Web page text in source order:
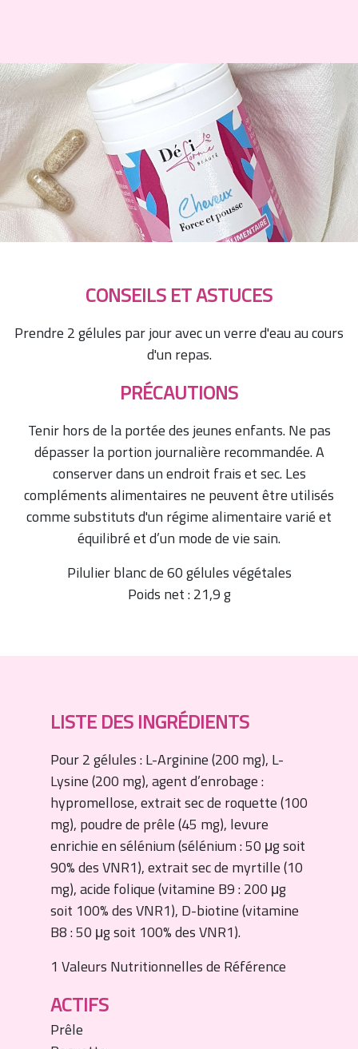
CONSEILS ET ASTUCES
Prendre 2 gélules par jour avec un verre d'eau au cours
d'un repas.
PRÉCAUTIONS
Tenir hors de la portée des jeunes enfants. Ne pas
dépasser la portion journalière recommandée. A
conserver dans un endroit frais et sec. Les
compléments alimentaires ne peuvent être utilisés
comme substituts d'un régime alimentaire varié et
équilibré et d’un mode de vie sain.
Pilulier blanc de 60 gélules végétales
Poids net : 21,9 g
LISTE DES INGRÉDIENTS
Pour 2 gélules : L-Arginine (200 mg), L-
Lysine (200 mg), agent d’enrobage :
hypromellose, extrait sec de roquette (100
mg), poudre de prêle (45 mg), levure
enrichie en sélénium (sélénium : 50 μg soit
90% des VNR1), extrait sec de myrtille (10
mg), acide folique (vitamine B9 : 200 μg
soit 100% des VNR1), D-biotine (vitamine
B8 : 50 μg soit 100% des VNR1).
1 Valeurs Nutritionnelles de Référence
ACTIFS
Prêle